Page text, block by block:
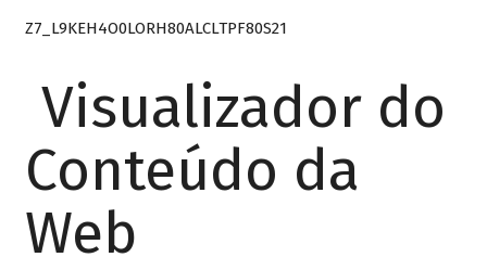
Z7_L9KEH4O0LORH80ALCLTPF80S21
Visualizador do
Conteúdo da
Web